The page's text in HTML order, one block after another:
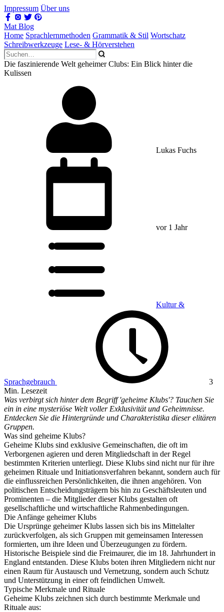
Impressum Über uns
Mat Blog
Home Sprachlernmethoden Grammatik & Stil Wortschatz
Schreibwerkzeuge Lese- & Hörverstehen
Die faszinierende Welt geheimer Clubs: Ein Blick hinter die
Kulissen
Lukas Fuchs
vor 1 Jahr
Kultur &
Sprachgebrauch
3
Min. Lesezeit
Was verbirgt sich hinter dem Begriff 'geheime Klubs'? Tauchen Sie
ein in eine mysteriöse Welt voller Exklusivität und Geheimnisse.
Entdecken Sie die Hintergründe und Charakteristika dieser elitären
Gruppen.
Was sind geheime Klubs?
Geheime Klubs sind exklusive Gemeinschaften, die oft im
Verborgenen agieren und deren Mitgliedschaft in der Regel
bestimmten Kriterien unterliegt. Diese Klubs sind nicht nur für ihre
geheimen Rituale und Initiationsverfahren bekannt, sondern auch für
die einflussreichen Persönlichkeiten, die ihnen angehören. Von
politischen Entscheidungsträgern bis hin zu Geschäftsleuten und
Prominenten – die Mitglieder dieser Klubs gestalten oft
gesellschaftliche und wirtschaftliche Rahmenbedingungen.
Die Anfänge geheimer Klubs
Die Ursprünge geheimer Klubs lassen sich bis ins Mittelalter
zurückverfolgen, als sich Gruppen mit gemeinsamen Interessen
formierten, um ihre Ideen und Überzeugungen zu fördern.
Historische Beispiele sind die Freimaurer, die im 18. Jahrhundert in
England entstanden. Diese Klubs boten ihren Mitgliedern nicht nur
einen Raum für Austausch und Vernetzung, sondern auch Schutz
und Unterstützung in einer oft feindlichen Umwelt.
Typische Merkmale und Rituale
Geheime Klubs zeichnen sich durch bestimmte Merkmale und
Rituale aus: